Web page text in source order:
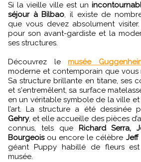
Si la vieille ville est un
séjour à Bilbao, il existe de
que vous devez absolument
pour son avant-gardiste et la
ses structures.
Découvrez lemusée
moderne et contemporain que vous
Sa structure brillante en titane, ses
et s'entremêlent, sa surface
en un véritable symbole de la ville
l’art. La structure a été dessinée
Gehry, et elle accueille des pièces
connus, tels queRichard Serra,
Bourgeoisou encore le célèbre Jeff
géant Puppy habillé de fleurs
musée.